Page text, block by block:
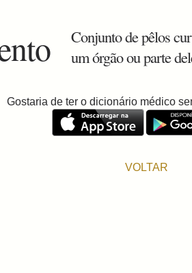
Conjunto de pêlos
um órgão ou parte
Gostaria de ter o dicionário médico
VOLTAR